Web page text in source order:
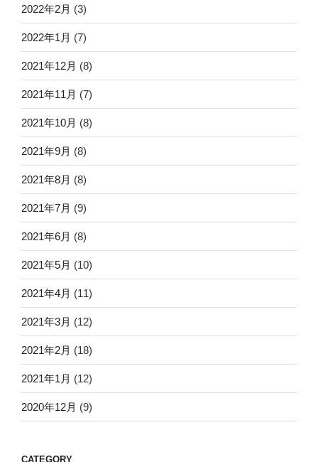
2022年2月 (3)
2022年1月 (7)
2021年12月 (8)
2021年11月 (7)
2021年10月 (8)
2021年9月 (8)
2021年8月 (8)
2021年7月 (9)
2021年6月 (8)
2021年5月 (10)
2021年4月 (11)
2021年3月 (12)
2021年2月 (18)
2021年1月 (12)
2020年12月 (9)
CATEGORY